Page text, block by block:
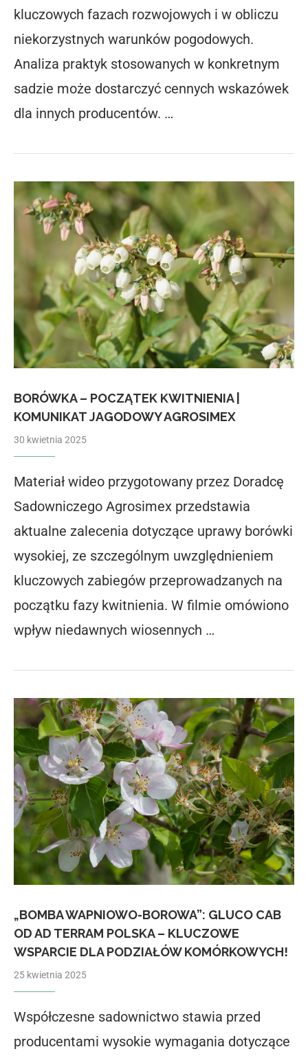
kluczowych fazach rozwojowych i w obliczu
niekorzystnych warunków pogodowych.
Analiza praktyk stosowanych w konkretnym
sadzie może dostarczyć cennych wskazówek
dla innych producentów. …
BORÓWKA – POCZĄTEK KWITNIENIA |
KOMUNIKAT JAGODOWY AGROSIMEX
30 kwietnia 2025
Materiał wideo przygotowany przez Doradcę
Sadowniczego Agrosimex przedstawia
aktualne zalecenia dotyczące uprawy borówki
wysokiej, ze szczególnym uwzględnieniem
kluczowych zabiegów przeprowadzanych na
początku fazy kwitnienia. W filmie omówiono
wpływ niedawnych wiosennych …
„BOMBA WAPNIOWO-BOROWA”: GLUCO CAB
OD AD TERRAM POLSKA – KLUCZOWE
WSPARCIE DLA PODZIAŁÓW KOMÓRKOWYCH!
25 kwietnia 2025
Współczesne sadownictwo stawia przed
producentami wysokie wymagania dotyczące